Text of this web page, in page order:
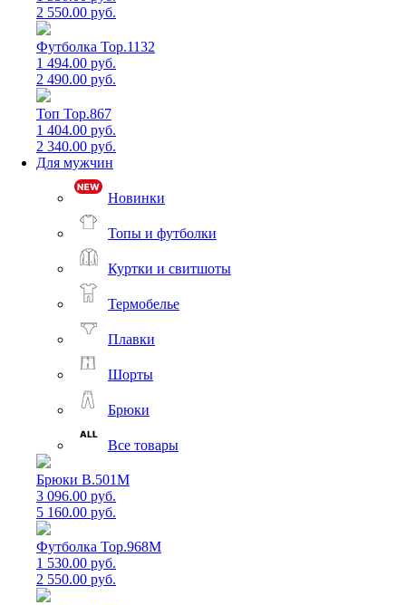
2 550.00 руб.
Футболка Top.1132
1 494.00 руб.
2 490.00 руб.
Топ Top.867
1 404.00 руб.
2 340.00 руб.
Для мужчин
Новинки
Топы и футболки
Куртки и свитшоты
Термобелье
Плавки
Шорты
Брюки
Все товары
Брюки B.501M
3 096.00 руб.
5 160.00 руб.
Футболка Top.968M
1 530.00 руб.
2 550.00 руб.